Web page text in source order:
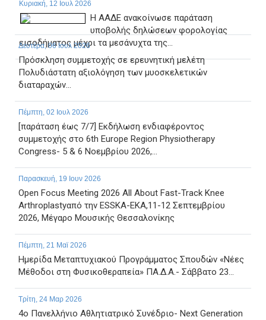
Κυριακή, 12 Ιουλ 2026
Η ΑΑΔΕ ανακοίνωσε παράταση
υποβολής δηλώσεων φορολογίας
εισοδήματος μέχρι τα μεσάνυχτα της...
Δευτέρα, 06 Ιουλ 2026
Πρόσκληση συμμετοχής σε ερευνητική μελέτη
Πολυδιάστατη αξιολόγηση των μυοσκελετικών
διαταραχών...
Πέμπτη, 02 Ιουλ 2026
[παράταση έως 7/7] Εκδήλωση ενδιαφέροντος
συμμετοχής στο 6th Europe Region Physiotherapy
Congress- 5 & 6 Νοεμβρίου 2026,...
Παρασκευή, 19 Ιουν 2026
Open Focus Meeting 2026 All About Fast-Track Knee
Arthroplastyαπό την ESSKA-EKA,11-12 Σεπτεμβρίου
2026, Μέγαρο Μουσικής Θεσσαλονίκης
Πέμπτη, 21 Μαϊ 2026
Ημερίδα Μεταπτυχιακού Προγράμματος Σπουδών «Νέες
Μέθοδοι στη Φυσικοθεραπεία» ΠΑ.Δ.Α.- Σάββατο 23...
Τρίτη, 24 Μαρ 2026
4ο Πανελλήνιο Αθλητιατρικό Συνέδριο- Next Generation